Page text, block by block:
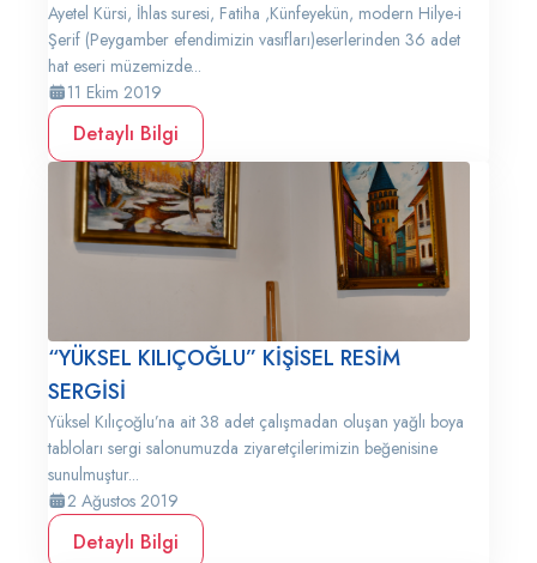
Ayetel Kürsi, İhlas suresi, Fatiha ,Künfeyekün, modern Hilye-i
Şerif (Peygamber efendimizin vasıfları)eserlerinden 36 adet
hat eseri müzemizde...
11 Ekim 2019
Detaylı Bilgi
“YÜKSEL KILIÇOĞLU” KİŞİSEL RESİM
SERGİSİ
Yüksel Kılıçoğlu’na ait 38 adet çalışmadan oluşan yağlı boya
tabloları sergi salonumuzda ziyaretçilerimizin beğenisine
sunulmuştur...
2 Ağustos 2019
Detaylı Bilgi